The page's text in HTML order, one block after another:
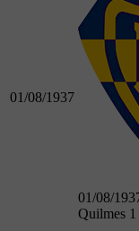
01/08/1937
01/08/
Quilmes